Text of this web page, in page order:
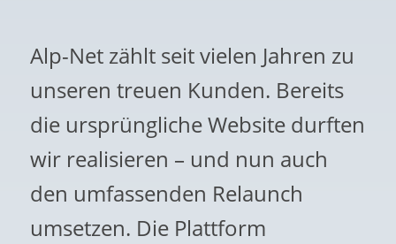
Alp-Net zählt seit vielen Jahren zu
unseren treuen Kunden. Bereits
die ursprüngliche Website durften
wir realisieren – und nun auch
den umfassenden Relaunch
umsetzen. Die Plattform